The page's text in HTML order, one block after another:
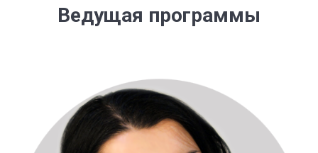
Ведущая программы